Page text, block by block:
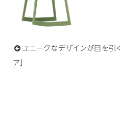
ユニークなデザインが目を
ア」